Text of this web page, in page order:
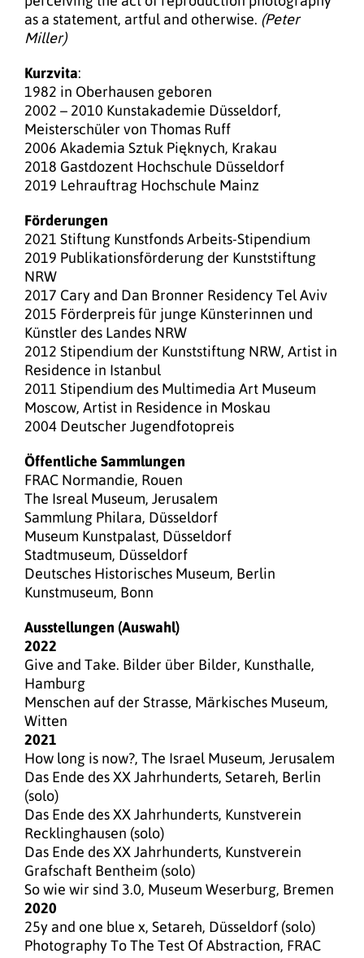
as a statement, artful and otherwise. (Peter
Miller)
Kurzvita:
1982 in Oberhausen geboren
2002 – 2010 Kunstakademie Düsseldorf,
Meisterschüler von Thomas Ruff
2006 Akademia Sztuk Pięknych, Krakau
2018 Gastdozent Hochschule Düsseldorf
2019 Lehrauftrag Hochschule Mainz
Förderungen
2021 Stiftung Kunstfonds Arbeits-Stipendium
2019 Publikationsförderung der Kunststiftung
NRW
2017 Cary and Dan Bronner Residency Tel Aviv
2015 Förderpreis für junge Künsterinnen und
Künstler des Landes NRW
2012 Stipendium der Kunststiftung NRW, Artist in
Residence in Istanbul
2011 Stipendium des Multimedia Art Museum
Moscow, Artist in Residence in Moskau
2004 Deutscher Jugendfotopreis
Öffentliche Sammlungen
FRAC Normandie, Rouen
The Isreal Museum, Jerusalem
Sammlung Philara, Düsseldorf
Museum Kunstpalast, Düsseldorf
Stadtmuseum, Düsseldorf
Deutsches Historisches Museum, Berlin
Kunstmuseum, Bonn
Ausstellungen (Auswahl)
2022
Give and Take. Bilder über Bilder, Kunsthalle,
Hamburg
Menschen auf der Strasse, Märkisches Museum,
Witten
2021
How long is now?, The Israel Museum, Jerusalem
Das Ende des XX Jahrhunderts, Setareh, Berlin
(solo)
Das Ende des XX Jahrhunderts, Kunstverein
Recklinghausen (solo)
Das Ende des XX Jahrhunderts, Kunstverein
Grafschaft Bentheim (solo)
So wie wir sind 3.0, Museum Weserburg, Bremen
2020
25y and one blue x, Setareh, Düsseldorf (solo)
Photography To The Test Of Abstraction, FRAC